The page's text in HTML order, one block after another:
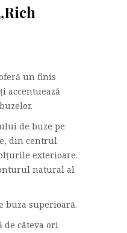
un finis
accentuează
de buze pe
din centrul
exterioare.
natural al
buza superioară.
de câteva ori